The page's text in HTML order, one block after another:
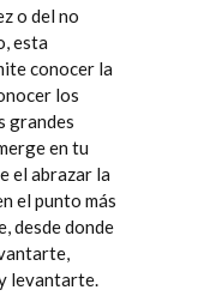
o del no
esta
conocer la
los
grandes
en tu
el abrazar la
el punto más
desde donde
levantarte.